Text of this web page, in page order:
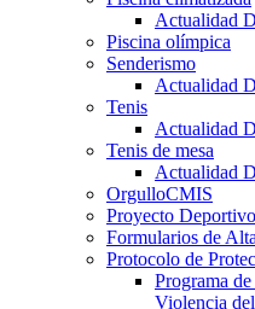
Actualidad
Piscina olímpica
Senderismo
Actualidad
Tenis
Actualidad
Tenis de mesa
Actualidad
OrgulloCMIS
Proyecto
Formularios de
Protocolo de
Programa
Violencia